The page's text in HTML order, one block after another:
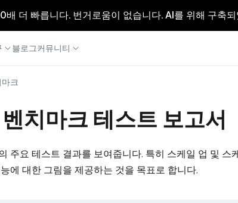
더 빠릅니다. 번거로움이 없습니다. AI를 위해 구축
블로그커뮤니티
크
치마크 테스트 보고서
주요 테스트 결과를 보여줍니다. 특히 스케일 업 및 스
에 대한 그림을 제공하는 것을 목표로 합니다.